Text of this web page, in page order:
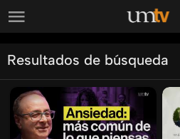
Resultados de búsqueda
Ordenar por: